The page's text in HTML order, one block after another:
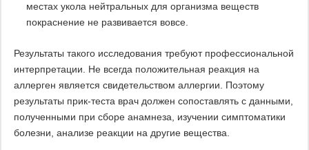
местах укола нейтральных для организма веществ
покраснение не развивается вовсе.
Результаты такого исследования требуют профессиональной
интерпретации. Не всегда положительная реакция на
аллерген является свидетельством аллергии. Поэтому
результаты прик-теста врач должен сопоставлять с данными,
полученными при сборе анамнеза, изучении симптоматики
болезни, анализе реакции на другие вещества.